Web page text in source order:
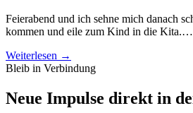
Feierabend und ich sehne mich danach
kommen und eile zum Kind in die Kita.…
Weiterlesen →
Bleib in Verbindung
Neue Impulse direkt in